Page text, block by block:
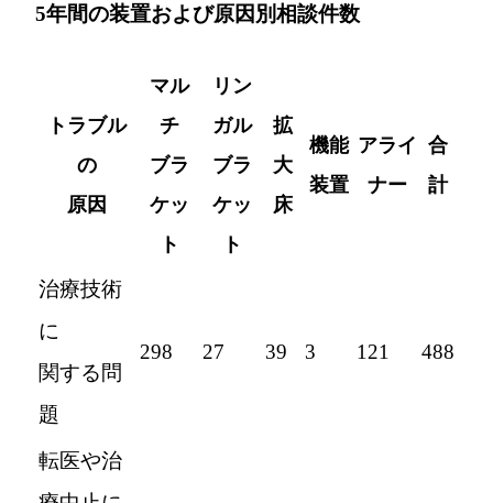
5年間の装置および原因別相談件数
トラブル
の
原因
マル
チ
ブラ
ケッ
ト
リン
ガル
ブラ
ケッ
ト
拡
大
床
機能
装置
アライ
ナー
合
計
治療技術
に
関する問
題
298 27 39 3 121 488
転医や治